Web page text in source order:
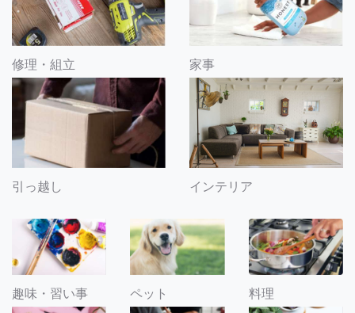
修理・組立 家事
引っ越し インテリア
趣味・習い事 ペット 料理